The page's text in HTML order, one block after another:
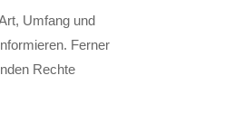
Umfang und
Ferner
Rechte